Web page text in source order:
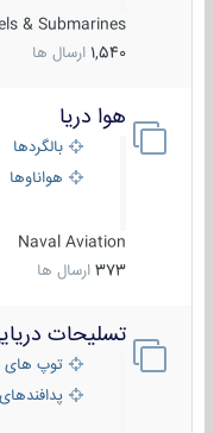
& Submarines
1,540 ارسال ها
هوا دریا
بالگردها
هواناوها
Naval Aviation
373 ارسال ها
تسلیحات دریایی
توپ های
پدافندهای